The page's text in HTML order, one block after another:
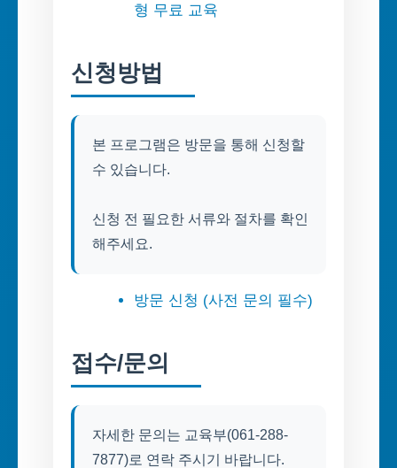
형 무료 교육
신청방법
본 프로그램은 방문을 통해 신청할
수 있습니다.
신청 전 필요한 서류와 절차를 확인
해주세요.
방문 신청 (사전 문의 필수)
접수/문의
자세한 문의는 교육부(061-288-
7877)로 연락 주시기 바랍니다.